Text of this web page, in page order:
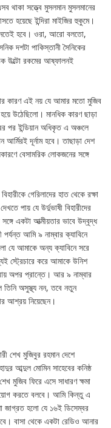
থাকা সত্ত্বে মুসলমান মুসলমানের
হয়েছে ইন্দিরা মাইজির হুকুমে।
হবে। ওরা, আরো বলতো,
দশটা পাকিস্তানী সৈনিকের
উল্টো রকমের আষ্ফালনই
কারণ এই নয় যে আমার মতো মুজিব
উঠেছিলো। মানধিক কারণ ছাড়া
পর ইন্ডিয়ান অধিকৃত এ অঞ্চলে
দূর্নাম হবে। তাছাড়া দেশ
বেসামরিক লোকজনের সঙ্গে
গেরিলাদের হাত থেকে রক্ষা
পায় যে উর্দুভাষী বিহারীদের
সঙ্গে একটা আত্মীয়তার ভাবে উদ্বূদ্ধ
আমি ৯ নাম্বার ক্যাবিনে
যে আমাকে অন্য ক্যাবিনে সরে
স্ট্রেচারে করে আমাকে উনিশ
অপর প্রান্তে। আর ৯ নাম্বার
অসুস্থ্য নন, তবে নতুন
আশ্রয় নিয়েছেন।
শেখ মুজিবুর রহমান দেশে
আব্দুল মোমিন সাহেবের কনিষ্ঠ
মুজিব ফিরে এসে সাধারণ ক্ষমা
করতে বলবে। আমি কিন্তু এ
জাগ্রত হলো যে ১৬ই ডিসেম্বর
বাসা থেকে একটা রেডিও আনার